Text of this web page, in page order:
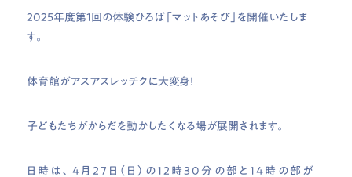
2025年度第1回の体験ひろば「マットあそび」を開催いたしま
す。
体育館がアスアスレッチクに大変身！
子どもたちがからだを動かしたくなる場が展開されます。
日時は、4月27日（日）の12時30分の部と14時の部が